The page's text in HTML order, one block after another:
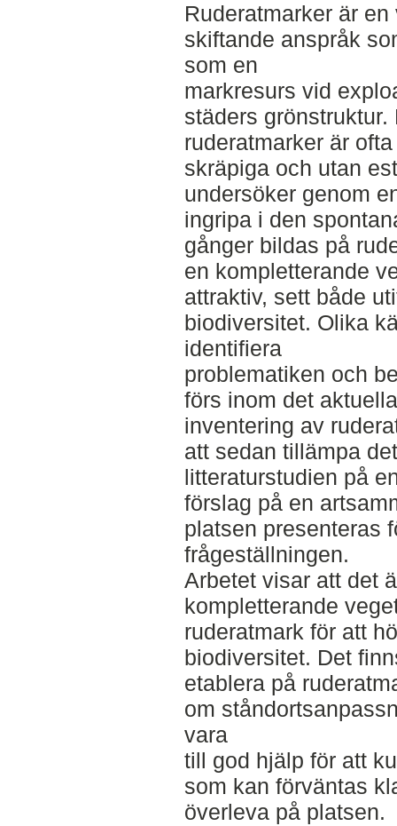
Ruderatmarker är
skiftande anspråk
som en
markresurs vid
städers
ruderatmarker är
skräpiga och utan
undersöker genom
ingripa i den
gånger bildas på
en kompletterande
attraktiv, sett både
biodiversitet. Olika
identifiera
problematiken och
förs inom det
inventering av
att sedan tillämpa
litteraturstudien på
förslag på en
platsen presenteras
frågeställningen.
Arbetet visar att det
kompletterande
ruderatmark för att
biodiversitet. Det
etablera på
om
vara
till god hjälp för att
som kan förväntas
överleva på platsen.